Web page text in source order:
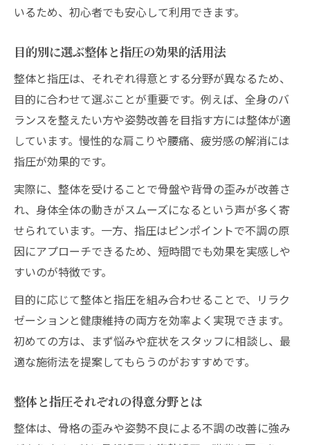
いるため、初心者でも安心して利用できます。
目的別に選ぶ整体と指圧の効果的活用法
整体と指圧は、それぞれ得意とする分野が異なるため、
目的に合わせて選ぶことが重要です。例えば、全身のバ
ランスを整えたい方や姿勢改善を目指す方には整体が適
しています。慢性的な肩こりや腰痛、疲労感の解消には
指圧が効果的です。
実際に、整体を受けることで骨盤や背骨の歪みが改善さ
れ、身体全体の動きがスムーズになるという声が多く寄
せられています。一方、指圧はピンポイントで不調の原
因にアプローチできるため、短時間でも効果を実感しや
すいのが特徴です。
目的に応じて整体と指圧を組み合わせることで、リラク
ゼーションと健康維持の両方を効率よく実現できます。
初めての方は、まず悩みや症状をスタッフに相談し、最
適な施術法を提案してもらうのがおすすめです。
整体と指圧それぞれの得意分野とは
整体は、骨格の歪みや姿勢不良による不調の改善に強み